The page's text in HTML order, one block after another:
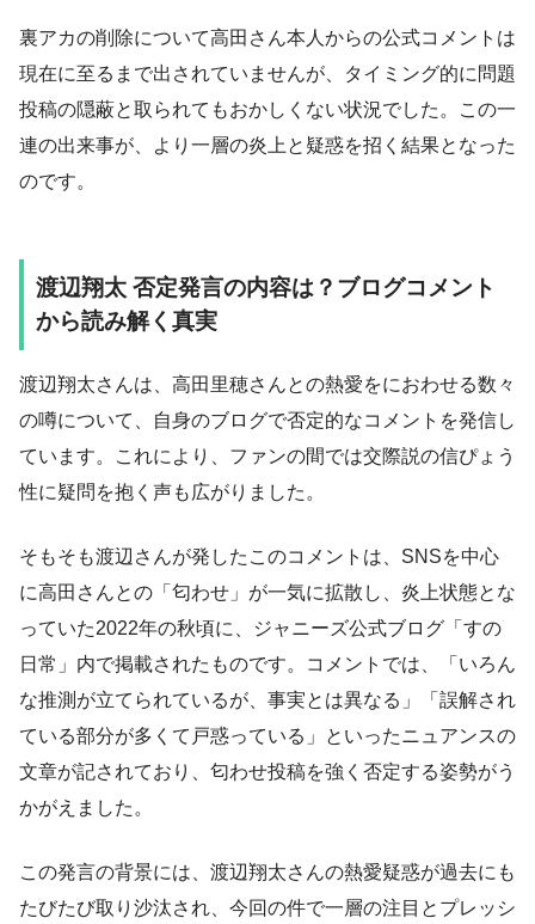
裏アカの削除について高田さん本人からの公式コメントは
現在に至るまで出されていませんが、タイミング的に問題
投稿の隠蔽と取られてもおかしくない状況でした。この一
連の出来事が、より一層の炎上と疑惑を招く結果となった
のです。
渡辺翔太 否定発言の内容は？ブログコメント
から読み解く真実
渡辺翔太さんは、高田里穂さんとの熱愛をにおわせる数々
の噂について、自身のブログで否定的なコメントを発信し
ています。これにより、ファンの間では交際説の信ぴょう
性に疑問を抱く声も広がりました。
そもそも渡辺さんが発したこのコメントは、SNSを中心
に高田さんとの「匂わせ」が一気に拡散し、炎上状態とな
っていた2022年の秋頃に、ジャニーズ公式ブログ「すの
日常」内で掲載されたものです。コメントでは、「いろん
な推測が立てられているが、事実とは異なる」「誤解され
ている部分が多くて戸惑っている」といったニュアンスの
文章が記されており、匂わせ投稿を強く否定する姿勢がう
かがえました。
この発言の背景には、渡辺翔太さんの熱愛疑惑が過去にも
たびたび取り沙汰され、今回の件で一層の注目とプレッシ